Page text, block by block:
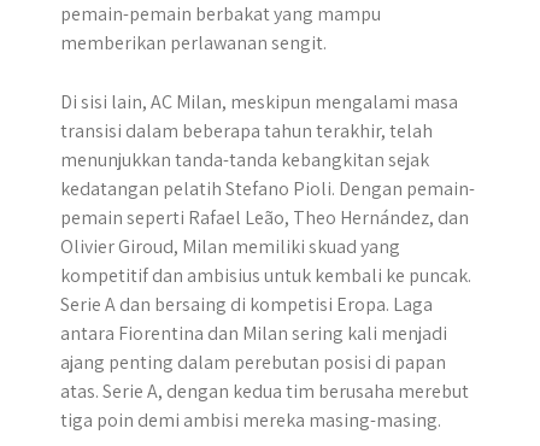
pemain-pemain berbakat yang mampu
memberikan perlawanan sengit.
Di sisi lain, AC Milan, meskipun mengalami masa
transisi dalam beberapa tahun terakhir, telah
menunjukkan tanda-tanda kebangkitan sejak
kedatangan pelatih Stefano Pioli. Dengan pemain-
pemain seperti Rafael Leão, Theo Hernández, dan
Olivier Giroud, Milan memiliki skuad yang
kompetitif dan ambisius untuk kembali ke puncak.
Serie A dan bersaing di kompetisi Eropa. Laga
antara Fiorentina dan Milan sering kali menjadi
ajang penting dalam perebutan posisi di papan
atas. Serie A, dengan kedua tim berusaha merebut
tiga poin demi ambisi mereka masing-masing.